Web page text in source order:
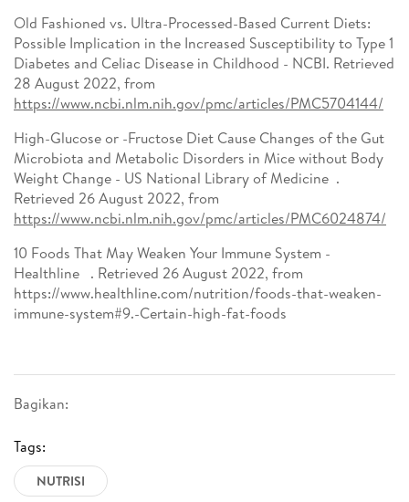
Bagikan:
Tags:
NUTRISI
Old Fashioned vs. Ultra-Processed-Based Current Diets:
Possible Implication in the Increased Susceptibility to Type 1
Diabetes and Celiac Disease in Childhood - NCBI. Retrieved
28 August 2022, from
https://www.ncbi.nlm.nih.gov/pmc/articles/PMC5704144/
High-Glucose or -Fructose Diet Cause Changes of the Gut
Microbiota and Metabolic Disorders in Mice without Body
Weight Change - US National Library of Medicine .
Retrieved 26 August 2022, from
https://www.ncbi.nlm.nih.gov/pmc/articles/PMC6024874/
10 Foods That May Weaken Your Immune System -
Healthline . Retrieved 26 August 2022, from
https://www.healthline.com/nutrition/foods-that-weaken-
immune-system#9.-Certain-high-fat-foods